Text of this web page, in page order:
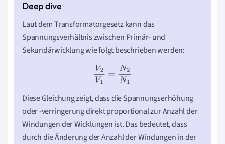
Laut dem Transformatorgesetz kann das
Spannungsverhältnis zwischen Primär- und
Sekundärwicklung wie folgt beschrieben werden:
V2V 1=N2N1
Diese Gleichung zeigt, dass die Spannungserhöhung
oder -verringerung direkt proportional zur Anzahl der
Windungen der Wicklungen ist. Das bedeutet, dass
durch die Änderung der Anzahl der Windungen in der